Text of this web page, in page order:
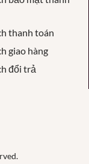
thanh toán
giao hàng
đổi trả